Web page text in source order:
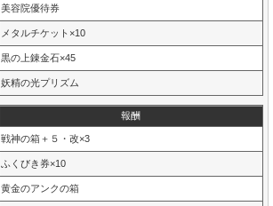
美容院優待券
メタルチケット×10
黒の上錬金石×45
妖精の光プリズム
報酬
戦神の箱＋５・改×3
ふくびき券×10
黄金のアンクの箱